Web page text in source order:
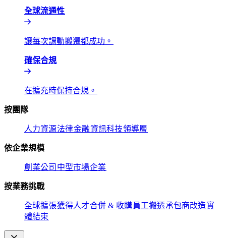
全球流通性​​
讓每次調動搬遷都成功。​​
確保合規​​
在擴充時保持合規。​​
按團隊​​
人力資源​​法律​​金融​​資訊科技​​領導層​​
依企業規模​​
創業公司​​ 中型市場​​企業​​
按業務挑戰​​
全球擴張​​獲得人才​​合併 & 收購​​員工搬遷​​承包商改造​​實
體結束​​